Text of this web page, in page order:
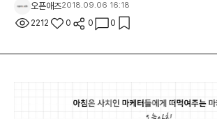
오픈애즈2018.09.06 16:18
2212 0 0 0